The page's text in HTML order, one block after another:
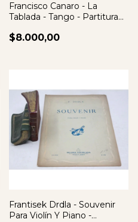
Francisco Canaro - La
Tablada - Tango - Partitura
$8.000,00
Frantisek Drdla - Souvenir
Para Violín Y Piano -